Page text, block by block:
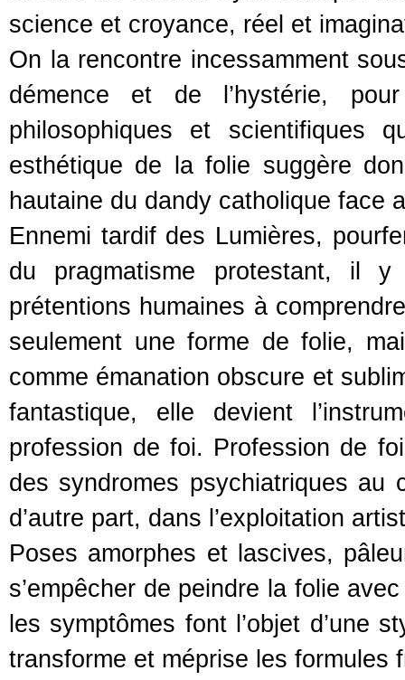
science et croyance, réel et
On la rencontre incessamment
démence et de l’hystérie,
philosophiques et scientifiques
esthétique de la folie suggère
hautaine du dandy catholique face
Ennemi tardif des Lumières,
du pragmatisme protestant, il
prétentions humaines à
seulement une forme de folie,
comme émanation obscure et
fantastique, elle devient
profession de foi. Profession de
des syndromes psychiatriques au
d’autre part, dans l’exploitation
Poses amorphes et lascives,
s’empêcher de peindre la folie
les symptômes font l’objet d’une
transforme et méprise les formules